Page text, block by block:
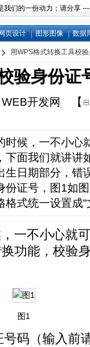
们的一份动力；请分享
页设计 图形图像 数据
用WPS格式转换工具校
验身份证
开发网
【
时候，一不小心
下面我们就讲讲
日期部分，错
份证号，图1如
式统一设置成“
一不小心就
功能，校验
图1
码（输入前